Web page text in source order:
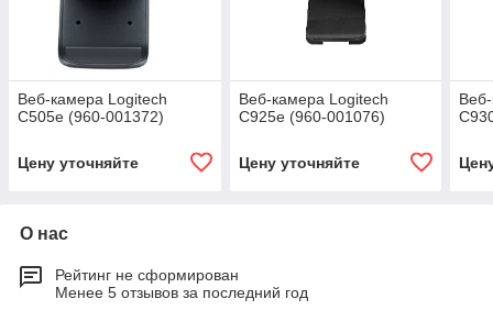
Веб-камера Logitech
C505e (960-001372)
Цену уточняйте
Веб-камера Logitech
C925e (960-001076)
Цену уточняйте
О нас
Рейтинг не сформирован
Менее 5 отзывов за последний год